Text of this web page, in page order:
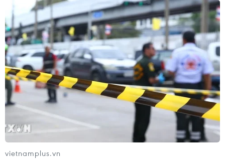
Kế hoạch hành động
phòng, chống bão, lũ,
thiên tai cực đoan và biến
đổi khí hậu
06/08/2026 23:00
An Giang: Cháy lớn ở khu
dân cư khiến 5 căn nhà bị
hư hại
06/08/2026 16:12
vietnamplus.vn